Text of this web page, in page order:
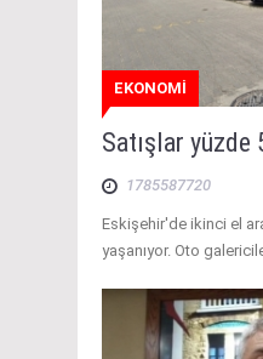
EKONOMİ
Satışlar yüzde
1785587720
Eskişehir'de ikinci el
yaşanıyor. Oto